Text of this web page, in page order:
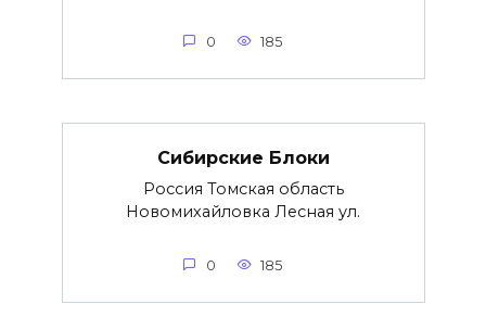
0 185
Сибирские Блоки
Россия Томская область
Новомихайловка Лесная ул.
0 185